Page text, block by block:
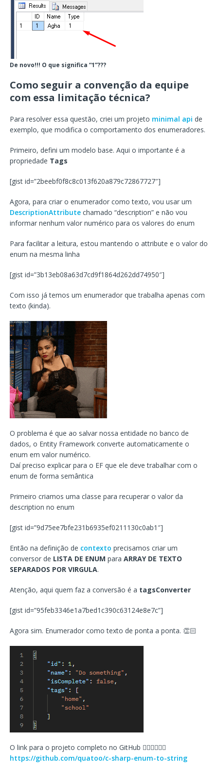
De novo!!! O que significa “1”???
Como seguir a convenção da equipe
com essa limitação técnica?
Para resolver essa questão, criei um projeto minimal api de
exemplo, que modifica o comportamento dos enumeradores.
Primeiro, defini um modelo base. Aqui o importante é a
propriedade Tags
[gist id=”2beebf0f8c8c013f620a879c72867727″]
Agora, para criar o enumerador como texto, vou usar um
DescriptionAttribute chamado “description” e não vou
informar nenhum valor numérico para os valores do enum
Para facilitar a leitura, estou mantendo o attribute e o valor do
enum na mesma linha
[gist id=”3b13eb08a63d7cd9f1864d262dd74950″]
Com isso já temos um enumerador que trabalha apenas com
texto (kinda).
O problema é que ao salvar nossa entidade no banco de
dados, o Entity Framework converte automaticamente o
enum em valor numérico.
Daí preciso explicar para o EF que ele deve trabalhar com o
enum de forma semântica
Primeiro criamos uma classe para recuperar o valor da
description no enum
[gist id=”9d75ee7bfe231b6935ef0211130c0ab1″]
Então na definição de contexto precisamos criar um
conversor de LISTA DE ENUM para ARRAY DE TEXTO
SEPARADOS POR VIRGULA.
Atenção, aqui quem faz a conversão é a tagsConverter
[gist id=”95feb3346e1a7bed1c390c63124e8e7c”]
Agora sim. Enumerador como texto de ponta a ponta. 👏🏻
O link para o projeto completo no GitHub 👇🏻👇🏻👇🏻
https://github.com/quatoo/c-sharp-enum-to-string